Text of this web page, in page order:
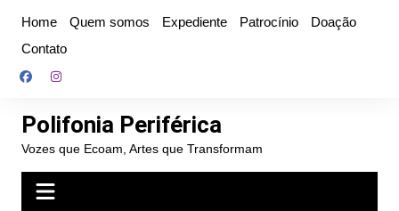
conteúdo
Home Quem somos Expediente Patrocínio
Doação
Contato
Polifonia Periférica
Vozes que Ecoam, Artes que Transformam